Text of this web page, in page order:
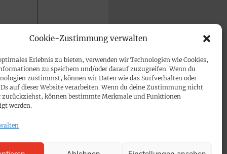
Cookie-Zustimmung verwalten
Erlebnis zu bieten, verwenden wir Technologien wie Cookies,
zu speichern und/oder darauf zuzugreifen. Wenn du
zustimmst, können wir Daten wie das Surfverhalten oder
auf dieser Website verarbeiten. Wenn du deine Zustimmung nicht
zurückziehst, können bestimmte Merkmale und Funktionen
werden.